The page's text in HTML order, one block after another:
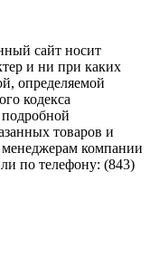
сайт носит
и ни при каких
определяемой
кодекса
товаров и
менеджерам компании
по телефону: (843)